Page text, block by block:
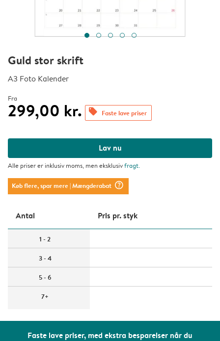
Faste lave priser, med ekstra besparelser når du
Guld stor skrift
A3 Foto Kalender
Fra
299,00 kr. offers Faste lave priser
Lav nu
Alle priser er inklusiv moms, men eksklusivfragt.
Køb flere, spar mere| Mængderabat question_mark_circle
Antal Pris pr. styk
1 - 2
3 - 4
5 - 6
7+